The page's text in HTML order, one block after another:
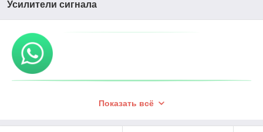
Усилители сигнала
Показать всё